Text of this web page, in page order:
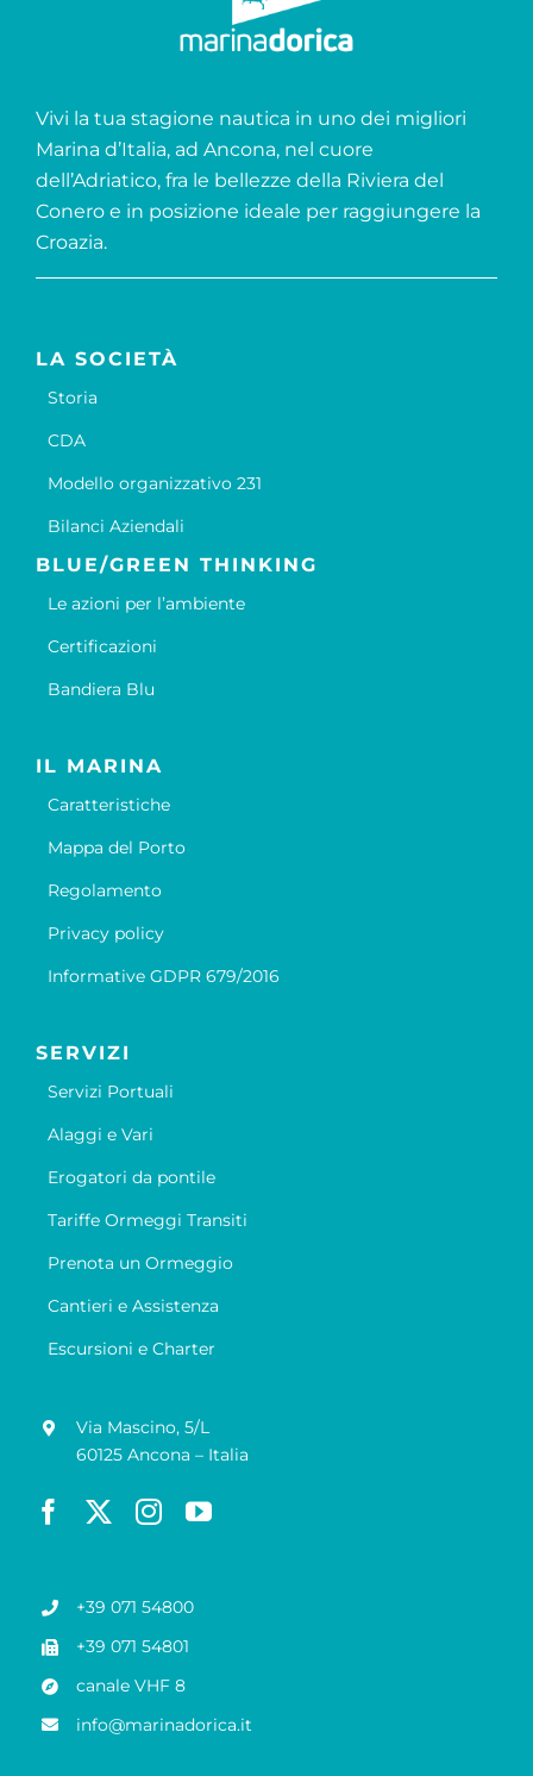
Vivi la tua stagione nautica in uno dei migliori
Marina d’Italia, ad Ancona, nel cuore
dell’Adriatico, fra le bellezze della Riviera del
Conero e in posizione ideale per raggiungere la
Croazia.
LA SOCIETÀ
Storia
CDA
Modello organizzativo 231
Bilanci Aziendali
BLUE/GREEN THINKING
Le azioni per l’ambiente
Certificazioni
Bandiera Blu
IL MARINA
Caratteristiche
Mappa del Porto
Regolamento
Privacy policy
Informative GDPR 679/2016
SERVIZI
Servizi Portuali
Alaggi e Vari
Erogatori da pontile
Tariffe Ormeggi Transiti
Prenota un Ormeggio
Cantieri e Assistenza
Escursioni e Charter
Via Mascino, 5/L
60125 Ancona – Italia
+39 071 54800
+39 071 54801
canale VHF 8
info@marinadorica.it